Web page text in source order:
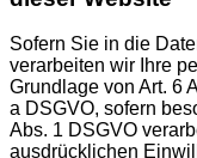
Sofern Sie in die
verarbeiten wir Ihre
Grundlage von Art. 6
a DSGVO, sofern
Abs. 1 DSGVO
ausdrücklichen